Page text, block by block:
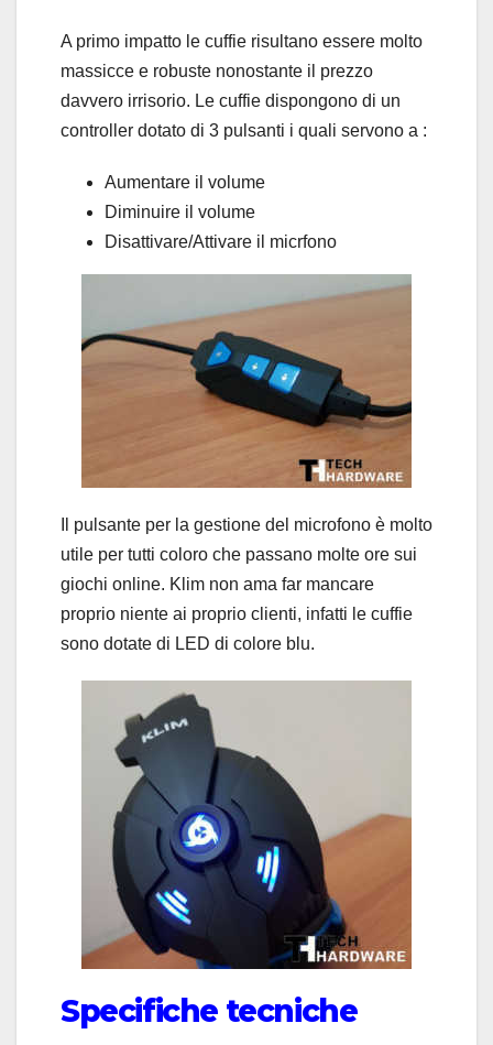
A primo impatto le cuffie risultano essere molto
massicce e robuste nonostante il prezzo
davvero irrisorio. Le cuffie dispongono di un
controller dotato di 3 pulsanti i quali servono a :
Aumentare il volume
Diminuire il volume
Disattivare/Attivare il micrfono
Il pulsante per la gestione del microfono è molto
utile per tutti coloro che passano molte ore sui
giochi online. Klim non ama far mancare
proprio niente ai proprio clienti, infatti le cuffie
sono dotate di LED di colore blu.
Specifiche tecniche